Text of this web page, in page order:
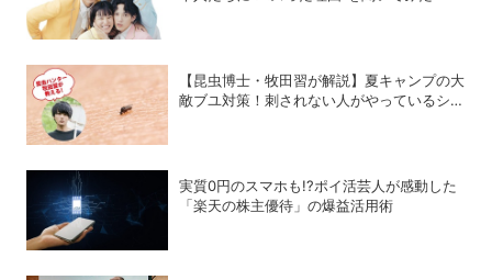
【昆虫博士・牧田習が解説】夏キャンプの大
敵ブユ対策！刺されない人がやっているシン
実質0円のスマホも!?ポイ活芸人が感動した
「楽天の株主優待」の爆益活用術